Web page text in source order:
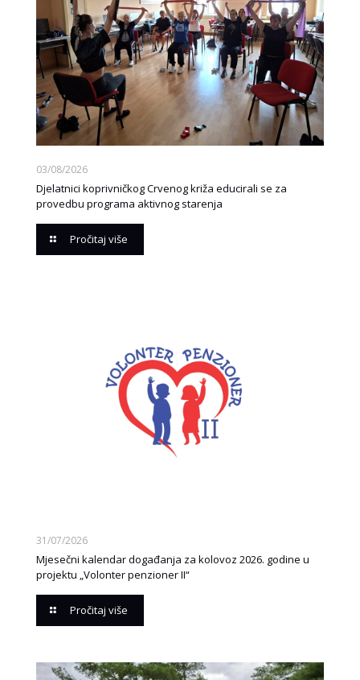
03/08/2026
Djelatnici koprivničkog Crvenog križa educirali se za
provedbu programa aktivnog starenja
Pročitaj više
31/07/2026
Mjesečni kalendar događanja za kolovoz 2026. godine u
projektu „Volonter penzioner II“
Pročitaj više